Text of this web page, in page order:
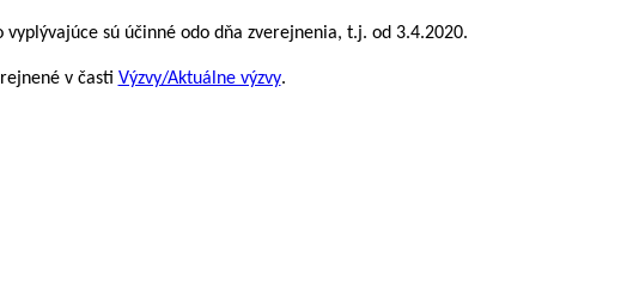
vyplývajúce sú účinné odo dňa zverejnenia, t.j. od 3.4.2020.
v časti Výzvy/Aktuálne výzvy.